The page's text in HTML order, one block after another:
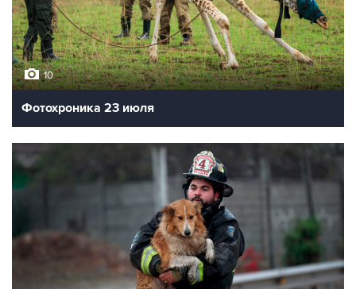
10
Фотохроника 23 июля